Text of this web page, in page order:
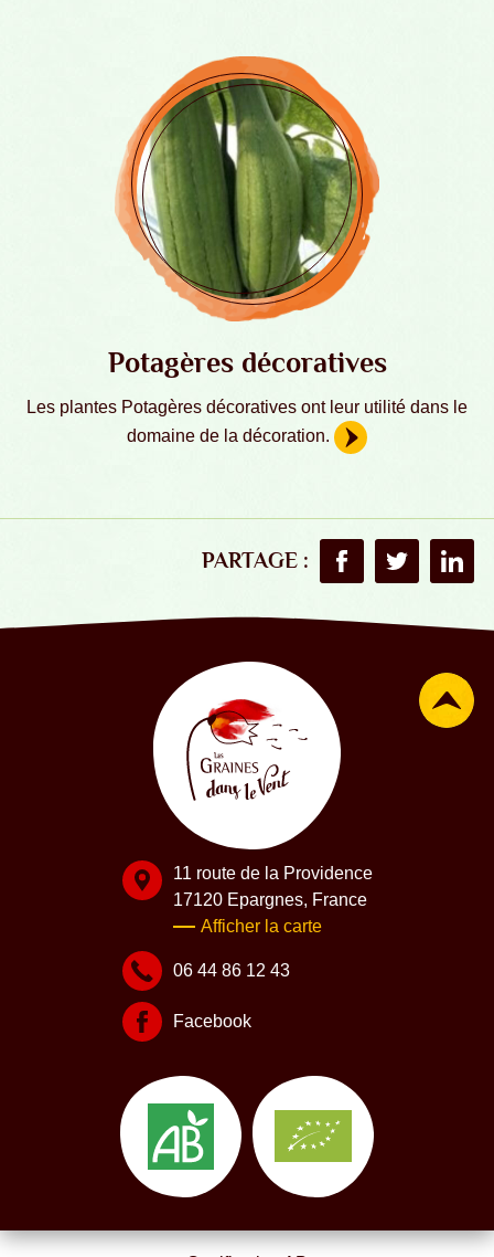
Potagères décoratives
Les plantes Potagères décoratives ont leur utilité dans le
domaine de la décoration.
PARTAGE : Partager surPartager sur
11 route de la Providence
17120 Epargnes, France
Afficher la carte
06 44 86 12 43
Facebook